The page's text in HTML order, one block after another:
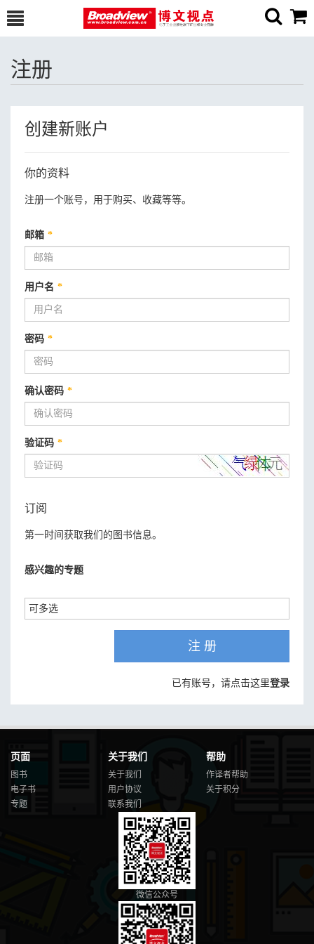
注册
创建新账户
你的资料
注册一个账号，用于购买、收藏等等。
邮箱 *
用户名 *
密码 *
确认密码 *
验证码 *
订阅
第一时间获取我们的图书信息。
感兴趣的专题
注 册
已有账号，请点击这里登录
页面
图书
电子书
专题
关于我们
关于我们
用户协议
联系我们
帮助
作译者帮助
关于积分
微信公众号